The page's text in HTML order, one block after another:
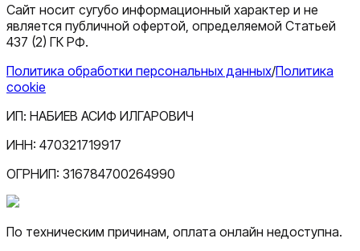
Сайт носит сугубо информационный характер и не
является публичной офертой, определяемой Статьей
437 (2) ГК РФ.
Политика обработки персональных данных/Политика
cookie
ИП: НАБИЕВ АСИФ ИЛГАРОВИЧ
ИНН: 470321719917
ОГРНИП: 316784700264990
По техническим причинам, оплата онлайн недоступна.